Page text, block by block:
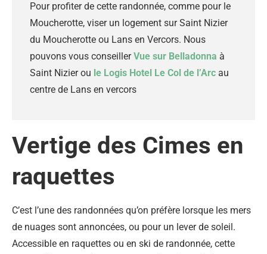
Pour profiter de cette randonnée, comme pour le
Moucherotte, viser un logement sur Saint Nizier
du Moucherotte ou Lans en Vercors. Nous
pouvons vous conseillerVue sur Belladonna à
Saint Nizier ou le Logis Hotel Le Col de l’Arc au
centre de Lans en vercors
Vertige des Cimes en
raquettes
C’est l’une des randonnées qu’on préfère lorsque les mers
de nuages sont annoncées, ou pour un lever de soleil.
Accessible en raquettes ou en ski de randonnée, cette